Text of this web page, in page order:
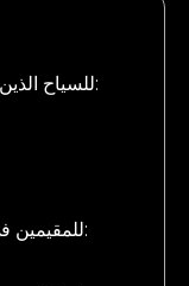
للسياح الذين يزورون الإمارات العربية المتحدة:
للمقيمين في دولة الإمارات العربية المتحدة: